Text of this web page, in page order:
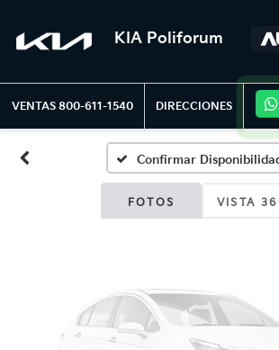
KIA Poliforum
VENTAS 800-611-1540 DIRECCIONES
Confirmar
FOTOS VISTA
Fotos
Por favor, revise